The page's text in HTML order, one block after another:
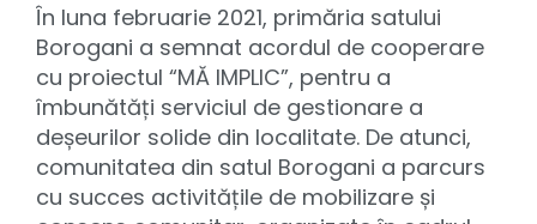
În luna februarie 2021, primăria satului
Borogani a semnat acordul de cooperare
cu proiectul “MĂ IMPLIC”, pentru a
îmbunătăți serviciul de gestionare a
deșeurilor solide din localitate. De atunci,
comunitatea din satul Borogani a parcurs
cu succes activitățile de mobilizare și